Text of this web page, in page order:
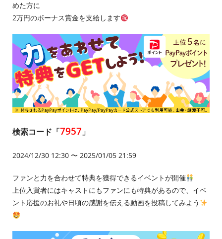
めた方に
2万円のボーナス賞金を支給します
検索コード「7957 」
2024/12/30 12:30 〜 2025/01/05 21:59
ファンと力を合わせて特典を獲得できるイベントが開催
上位入賞者にはキャストにもファンにも特典があるので、イベ
ント応援のお礼や日頃の感謝を伝える動画を投稿してみよう